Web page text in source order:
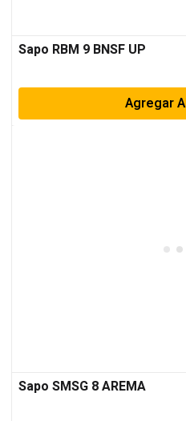
Sapo RBM 9 BNSF UP
Agregar
Sapo SMSG 8 AREMA